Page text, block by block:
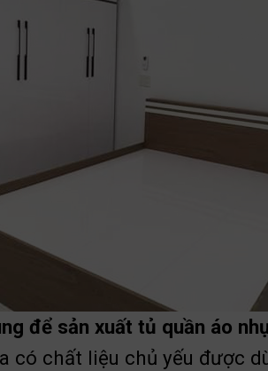
để sản xuất tủ quần áo
có chất liệu chủ yếu được